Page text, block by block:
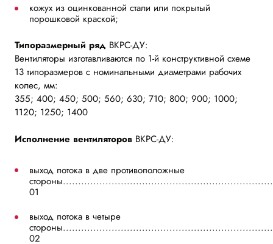
кожух из оцинкованной стали или покрытый
порошковой краской;
Типоразмерный ряд ВКРС-ДУ:
Вентиляторы изготавливаются по 1-й конструктивной схеме
13 типоразмеров с номинальными диаметрами рабочих
колес, мм:
355; 400; 450; 500; 560; 630; 710; 800; 900; 1000;
1120; 1250; 1400
Исполнение вентиляторов ВКРС-ДУ:
выход потока в две противоположные
01
выход потока в четыре
02